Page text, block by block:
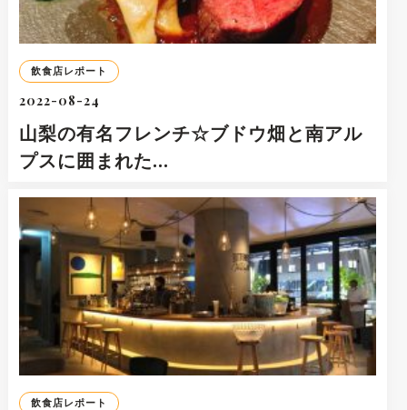
飲食店レポート
2022-08-24
山梨の有名フレンチ☆ブドウ畑と南アル
プスに囲まれた…
飲食店レポート